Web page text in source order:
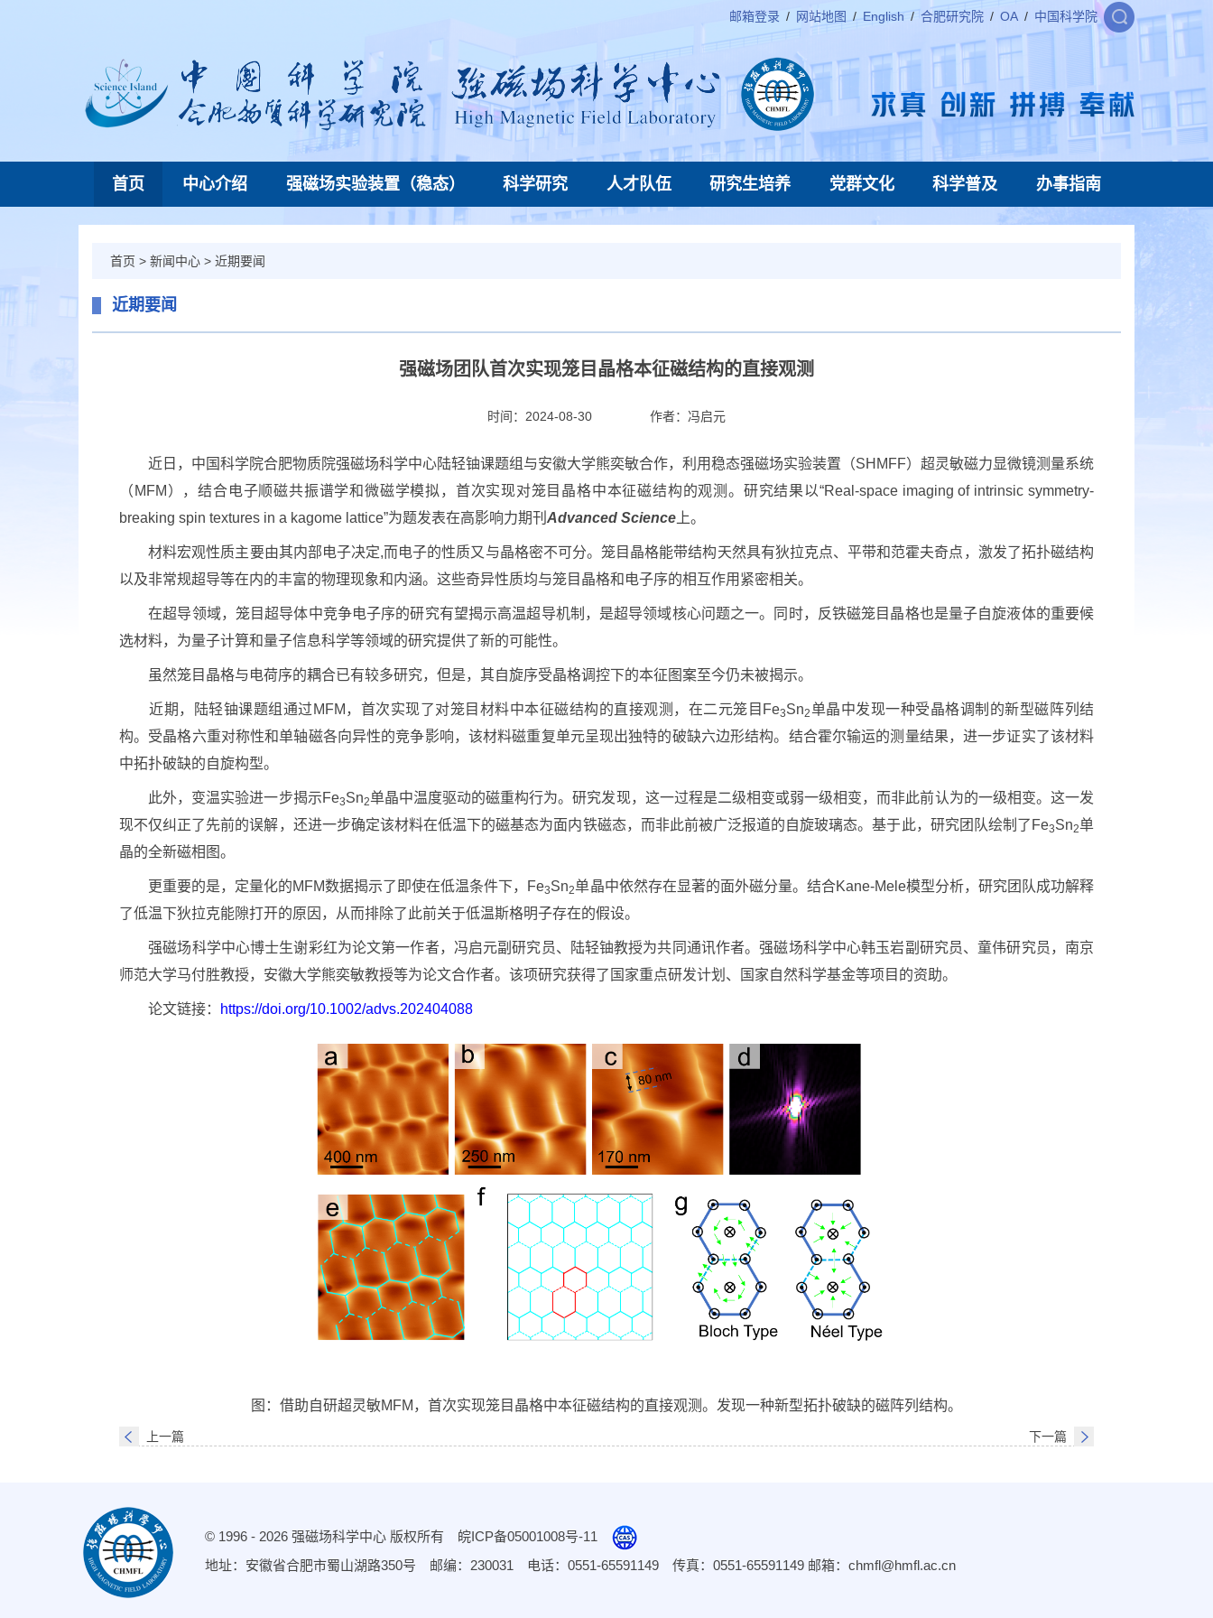
邮箱登录 / 网站地图 / English / 合肥研究院 / OA / 中国科学院
首页 中心介绍 强磁场实验装置（稳态） 科学研究 人才队伍 研究生培养 党群文化 科学普及 办事指南
首页 > 新闻中心 > 近期要闻
近期要闻
强磁场团队首次实现笼目晶格本征磁结构的直接观测
时间：2024-08-30 作者： 冯启元
近日，中国科学院合肥物质院强磁场科学中心陆轻铀课题组与安徽大学熊奕敏合作，利用稳态强磁场实验装置（SHMFF）超灵敏磁力显微镜测量系统
（MFM），结合电子顺磁共振谱学和微磁学模拟，首次实现对笼目晶格中本征磁结构的观测。研究结果以“Real-space imaging of intrinsic symmetry-
breaking spin textures in a kagome lattice”为题发表在高影响力期刊 Advanced Science 上。
材料宏观性质主要由其内部电子决定,而电子的性质又与晶格密不可分。笼目晶格能带结构天然具有狄拉克点、平带和范霍夫奇点，激发了拓扑磁结构
以及非常规超导等在内的丰富的物理现象和内涵。这些奇异性质均与笼目晶格和电子序的相互作用紧密相关。
在超导领域，笼目超导体中竞争电子序的研究有望揭示高温超导机制，是超导领域核心问题之一。同时，反铁磁笼目晶格也是量子自旋液体的重要候
选材料，为量子计算和量子信息科学等领域的研究提供了新的可能性。
虽然笼目晶格与电荷序的耦合已有较多研究，但是，其自旋序受晶格调控下的本征图案至今仍未被揭示。
近期，陆轻铀课题组通过MFM，首次实现了对笼目材料中本征磁结构的直接观测，在二元笼目Fe3Sn2单晶中发现一种受晶格调制的新型磁阵列结
构。受晶格六重对称性和单轴磁各向异性的竞争影响，该材料磁重复单元呈现出独特的破缺六边形结构。结合霍尔输运的测量结果，进一步证实了该材料
中拓扑破缺的自旋构型。
此外，变温实验进一步揭示Fe3Sn2单晶中温度驱动的磁重构行为。研究发现，这一过程是二级相变或弱一级相变，而非此前认为的一级相变。这一发
现不仅纠正了先前的误解，还进一步确定该材料在低温下的磁基态为面内铁磁态，而非此前被广泛报道的自旋玻璃态。基于此，研究团队绘制了Fe3Sn2单
晶的全新磁相图。
更重要的是，定量化的MFM数据揭示了即使在低温条件下，Fe3Sn2单晶中依然存在显著的面外磁分量。结合Kane-Mele模型分析，研究团队成功解释
了低温下狄拉克能隙打开的原因，从而排除了此前关于低温斯格明子存在的假设。
强磁场科学中心博士生谢彩红为论文第一作者，冯启元副研究员、陆轻铀教授为共同通讯作者。强磁场科学中心韩玉岩副研究员、童伟研究员，南京
师范大学马付胜教授，安徽大学熊奕敏教授等为论文合作者。该项研究获得了国家重点研发计划、国家自然科学基金等项目的资助。
论文链接： https://doi.org/10.1002/advs.202404088
图：借助自研超灵敏MFM，首次实现笼目晶格中本征磁结构的直接观测。发现一种新型拓扑破缺的磁阵列结构。
上一篇 下一篇
© 1996 - 2026 强磁场科学中心 版权所有 皖ICP备05001008号-11
地址：安徽省合肥市蜀山湖路350号 邮编：230031 电话：0551-65591149 传真：0551-65591149 邮箱：chmfl@hmfl.ac.cn